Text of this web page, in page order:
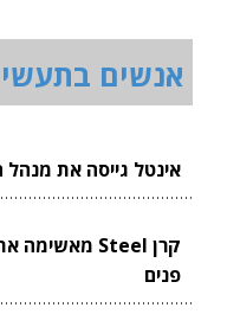
אנשים
אינטל גייסה את
פנים